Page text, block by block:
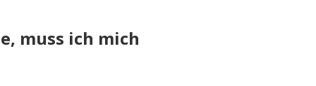
muss ich mich